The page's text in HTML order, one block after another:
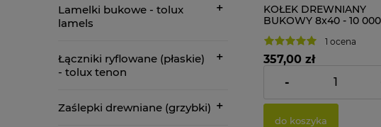
Lamelki bukowe - tolux
lamels
Łączniki ryflowane (płaskie)
- tolux tenon
Zaślepki drewniane (grzybki)
KOŁEK DREWNIANY
BUKOWY 8x40 - 10
1 ocena
357,00 zł
Cena netto:
-
do koszyka